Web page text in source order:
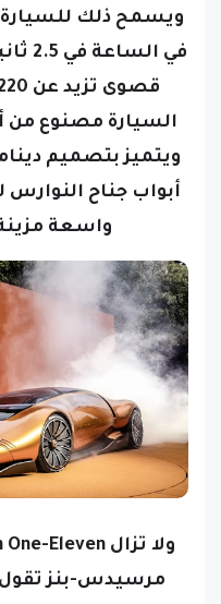
في
قصوى تزيد عن 220 ميلاً في الساعة
السيارة مصنوع من
ويتميز بتصميم
أبواب جناح
واسعة مزينة
مرسيدس-بنز تقول